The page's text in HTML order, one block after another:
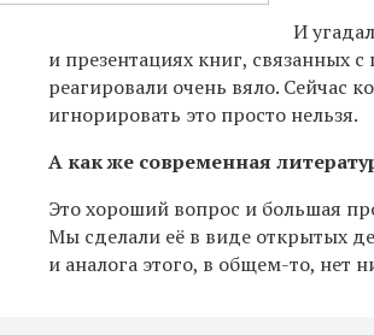
И
и презентациях книг, связанных
реагировали очень вяло. Сейчас
игнорировать это просто нельзя.
А как же современная
Это хороший вопрос и большая
Мы сделали её в виде открытых
и аналога этого, в общем-то, нет